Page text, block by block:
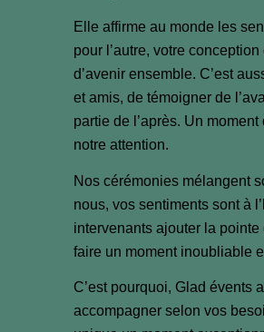
Elle affirme au monde les
pour l’autre, votre
d’avenir ensemble. C’est
et amis, de témoigner de
partie de l’après. Un
notre attention.
Nos cérémonies mélangent
nous, vos sentiments sont à
intervenants ajouter la pointe
faire un moment inoubliable
C’est pourquoi, Glad évents
accompagner selon vos